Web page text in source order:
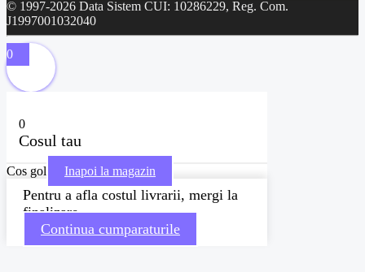
© 1997-2026 Data Sistem CUI: 10286229, Reg. Com.
J1997001032040
0
0
Cosul tau
Cos gol Inapoi la magazin
Pentru a afla costul livrarii, mergi la
finalizare
Continua cumparaturile